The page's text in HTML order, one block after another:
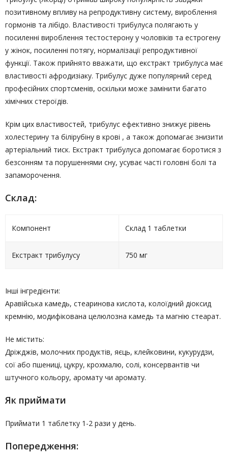
позитивному впливу на репродуктивну систему, вироблення
гормонів та лібідо. Властивості трибулуса полягають у
посиленні вироблення тестостерону у чоловіків та естрогену
у жінок, посиленні потягу, нормалізації репродуктивної
функції. Також прийнято вважати, що екстракт трибулуса має
властивості афродизіаку. Трибулус дуже популярний серед
професійних спортсменів, оскільки може замінити багато
хімічних стероїдів.
Крім цих властивостей, трибулус ефективно знижує рівень
холестерину та білірубіну в крові , а також допомагає знизити
артеріальний тиск. Екстракт трибулуса допомагає боротися з
безсонням та порушеннями сну, усуває часті головні болі та
запаморочення.
Склад:
Компонент Склад 1 таблетки
Екстракт трибулусу 750 мг
Інші інгредієнти:
Аравійська камедь, стеаринова кислота, колоїдний діоксид
кремнію, модифікована целюлозна камедь та магнію стеарат.
Не містить:
Дріжджів, молочних продуктів, яєць, клейковини, кукурудзи,
сої або пшениці, цукру, крохмалю, солі, консервантів чи
штучного кольору, аромату чи аромату.
Як приймати
Приймати 1 таблетку 1-2 рази у день.
Попередження: